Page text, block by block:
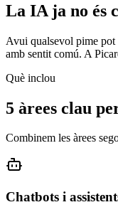
La IA ja no és
Avui qualsevol pime pot
amb sentit comú. A
Què inclou
5 àrees clau
Combinem les àrees
Chatbots i